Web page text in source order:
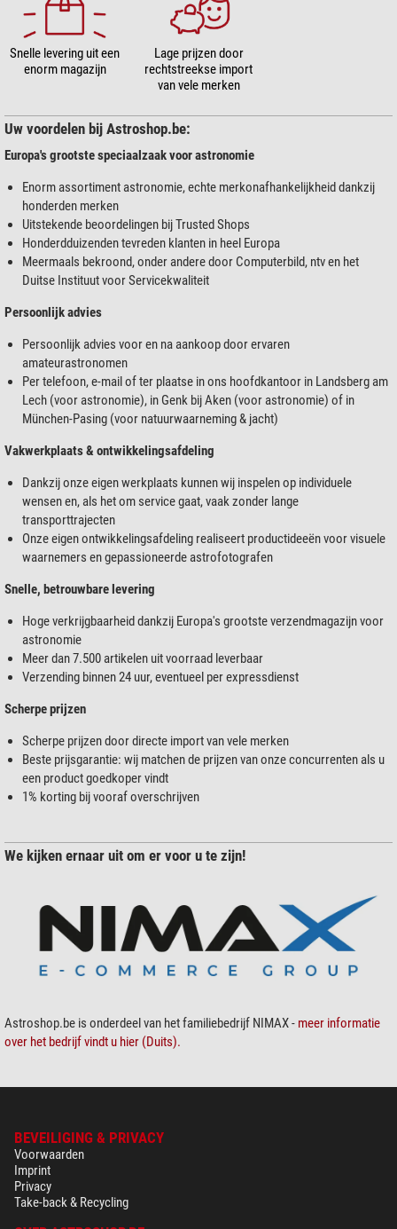
Snelle levering uit een
enorm magazijn
Lage prijzen door
rechtstreekse import
van vele merken
Uw voordelen bij Astroshop.be:
Europa's grootste speciaalzaak voor astronomie
Enorm assortiment astronomie, echte merkonafhankelijkheid dankzij
honderden merken
Uitstekende beoordelingen bij Trusted Shops
Honderdduizenden tevreden klanten in heel Europa
Meermaals bekroond, onder andere door Computerbild, ntv en het
Duitse Instituut voor Servicekwaliteit
Persoonlijk advies
Persoonlijk advies voor en na aankoop door ervaren
amateurastronomen
Per telefoon, e-mail of ter plaatse in ons hoofdkantoor in Landsberg am
Lech (voor astronomie), in Genk bij Aken (voor astronomie) of in
München-Pasing (voor natuurwaarneming & jacht)
Vakwerkplaats & ontwikkelingsafdeling
Dankzij onze eigen werkplaats kunnen wij inspelen op individuele
wensen en, als het om service gaat, vaak zonder lange
transporttrajecten
Onze eigen ontwikkelingsafdeling realiseert productideeën voor visuele
waarnemers en gepassioneerde astrofotografen
Snelle, betrouwbare levering
Hoge verkrijgbaarheid dankzij Europa's grootste verzendmagazijn voor
astronomie
Meer dan 7.500 artikelen uit voorraad leverbaar
Verzending binnen 24 uur, eventueel per expressdienst
Scherpe prijzen
Scherpe prijzen door directe import van vele merken
Beste prijsgarantie: wij matchen de prijzen van onze concurrenten als u
een product goedkoper vindt
1% korting bij vooraf overschrijven
We kijken ernaar uit om er voor u te zijn!
Astroshop.be is onderdeel van het familiebedrijf NIMAX - meer informatie
over het bedrijf vindt u hier (Duits).
BEVEILIGING & PRIVACY
Voorwaarden
Imprint
Privacy
Take-back & Recycling